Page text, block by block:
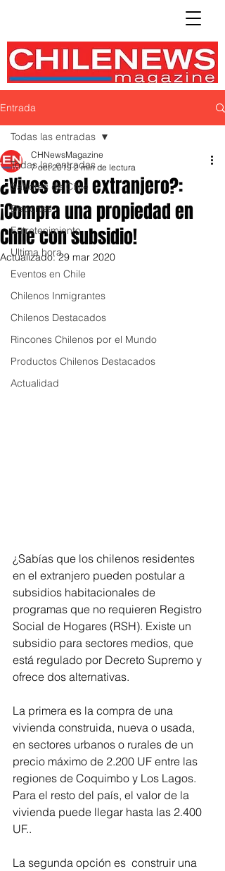
Entrada
Todas las entradas
Sabores de Chile
Deportes
Entretenimiento
Ultima hora
Eventos en Chile
Chilenos Inmigrantes
Chilenos Destacados
Rincones Chilenos por el Mundo
Productos Chilenos Destacados
Actualidad
Todas las entradas
¿Vives en el extranjero?:
¡Compra una propiedad en
Chile con subsidio!
CHNewsMagazine
7 oct 2019 2 min de lectura
Actualizado:29 mar 2020
¿Sabías que los chilenos residentes
en el extranjero pueden postular a
subsidios habitacionales de
programas que no requieren Registro
Social de Hogares (RSH). Existe un
subsidio para sectores medios, que
está regulado por Decreto Supremo y
ofrece dos alternativas.
La primera es la compra de una
vivienda construida, nueva o usada,
en sectores urbanos o rurales de un
precio máximo de 2.200 UF entre las
regiones de Coquimbo y Los Lagos.
Para el resto del país, el valor de la
vivienda puede llegar hasta las 2.400
UF..
La segunda opción es  construir una